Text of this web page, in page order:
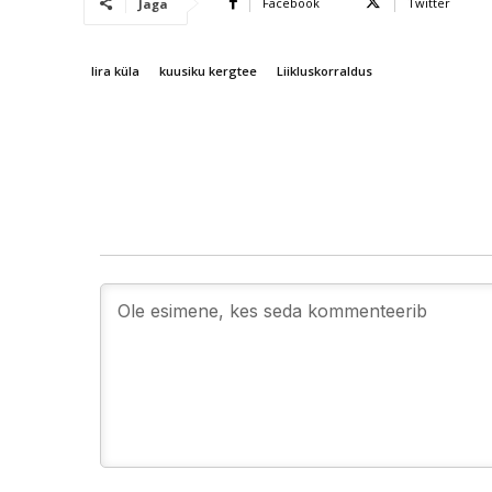
Jaga
Iira küla kuusiku kergtee Liikluskorraldus